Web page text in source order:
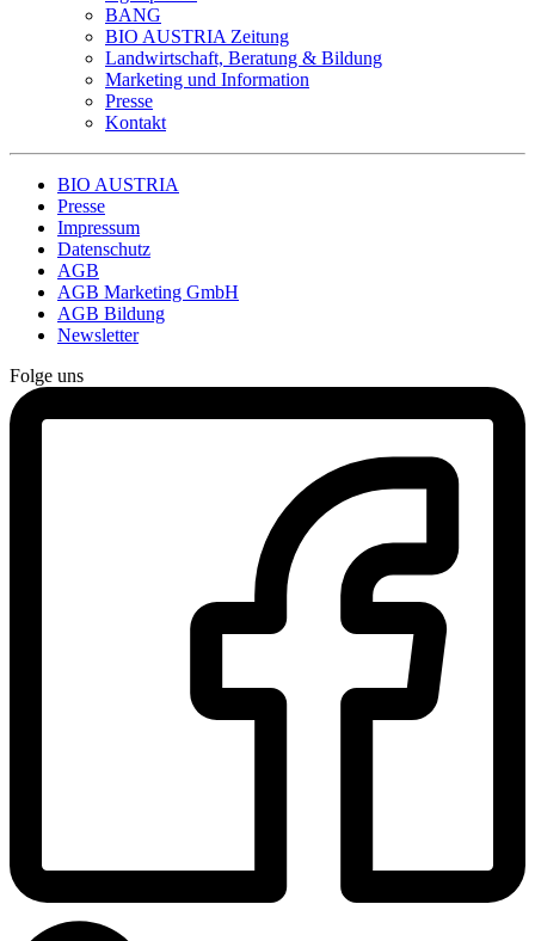
BANG
BIO AUSTRIA Zeitung
Landwirtschaft, Beratung & Bildung
Marketing und Information
Presse
Kontakt
BIO AUSTRIA
Presse
Impressum
Datenschutz
AGB
AGB Marketing GmbH
AGB Bildung
Newsletter
Folge uns